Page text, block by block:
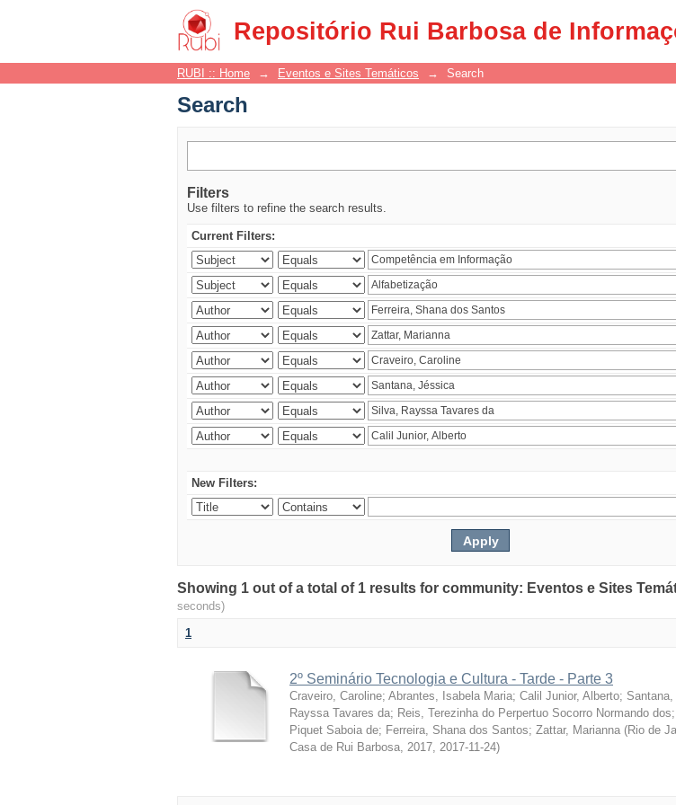
Repositório Rui Barbosa de
Search
RUBI :: Home → Eventos e Sites Temáticos → Search
Search
Filters
Use filters to refine the search results.
Current Filters:
New Filters:
Showing 1 out of a total of 1 results for community: Eventos e Sites
seconds)
1
2º Seminário Tecnologia e Cultura - Tarde - Parte 3
Craveiro, Caroline; Abrantes, Isabela Maria; Calil Junior, Alberto;
Rayssa Tavares da; Reis, Terezinha do Perpertuo Socorro Normando dos;
Piquet Saboia de; Ferreira, Shana dos Santos; Zattar, Marianna (Rio de
Casa de Rui Barbosa, 2017, 2017-11-24)